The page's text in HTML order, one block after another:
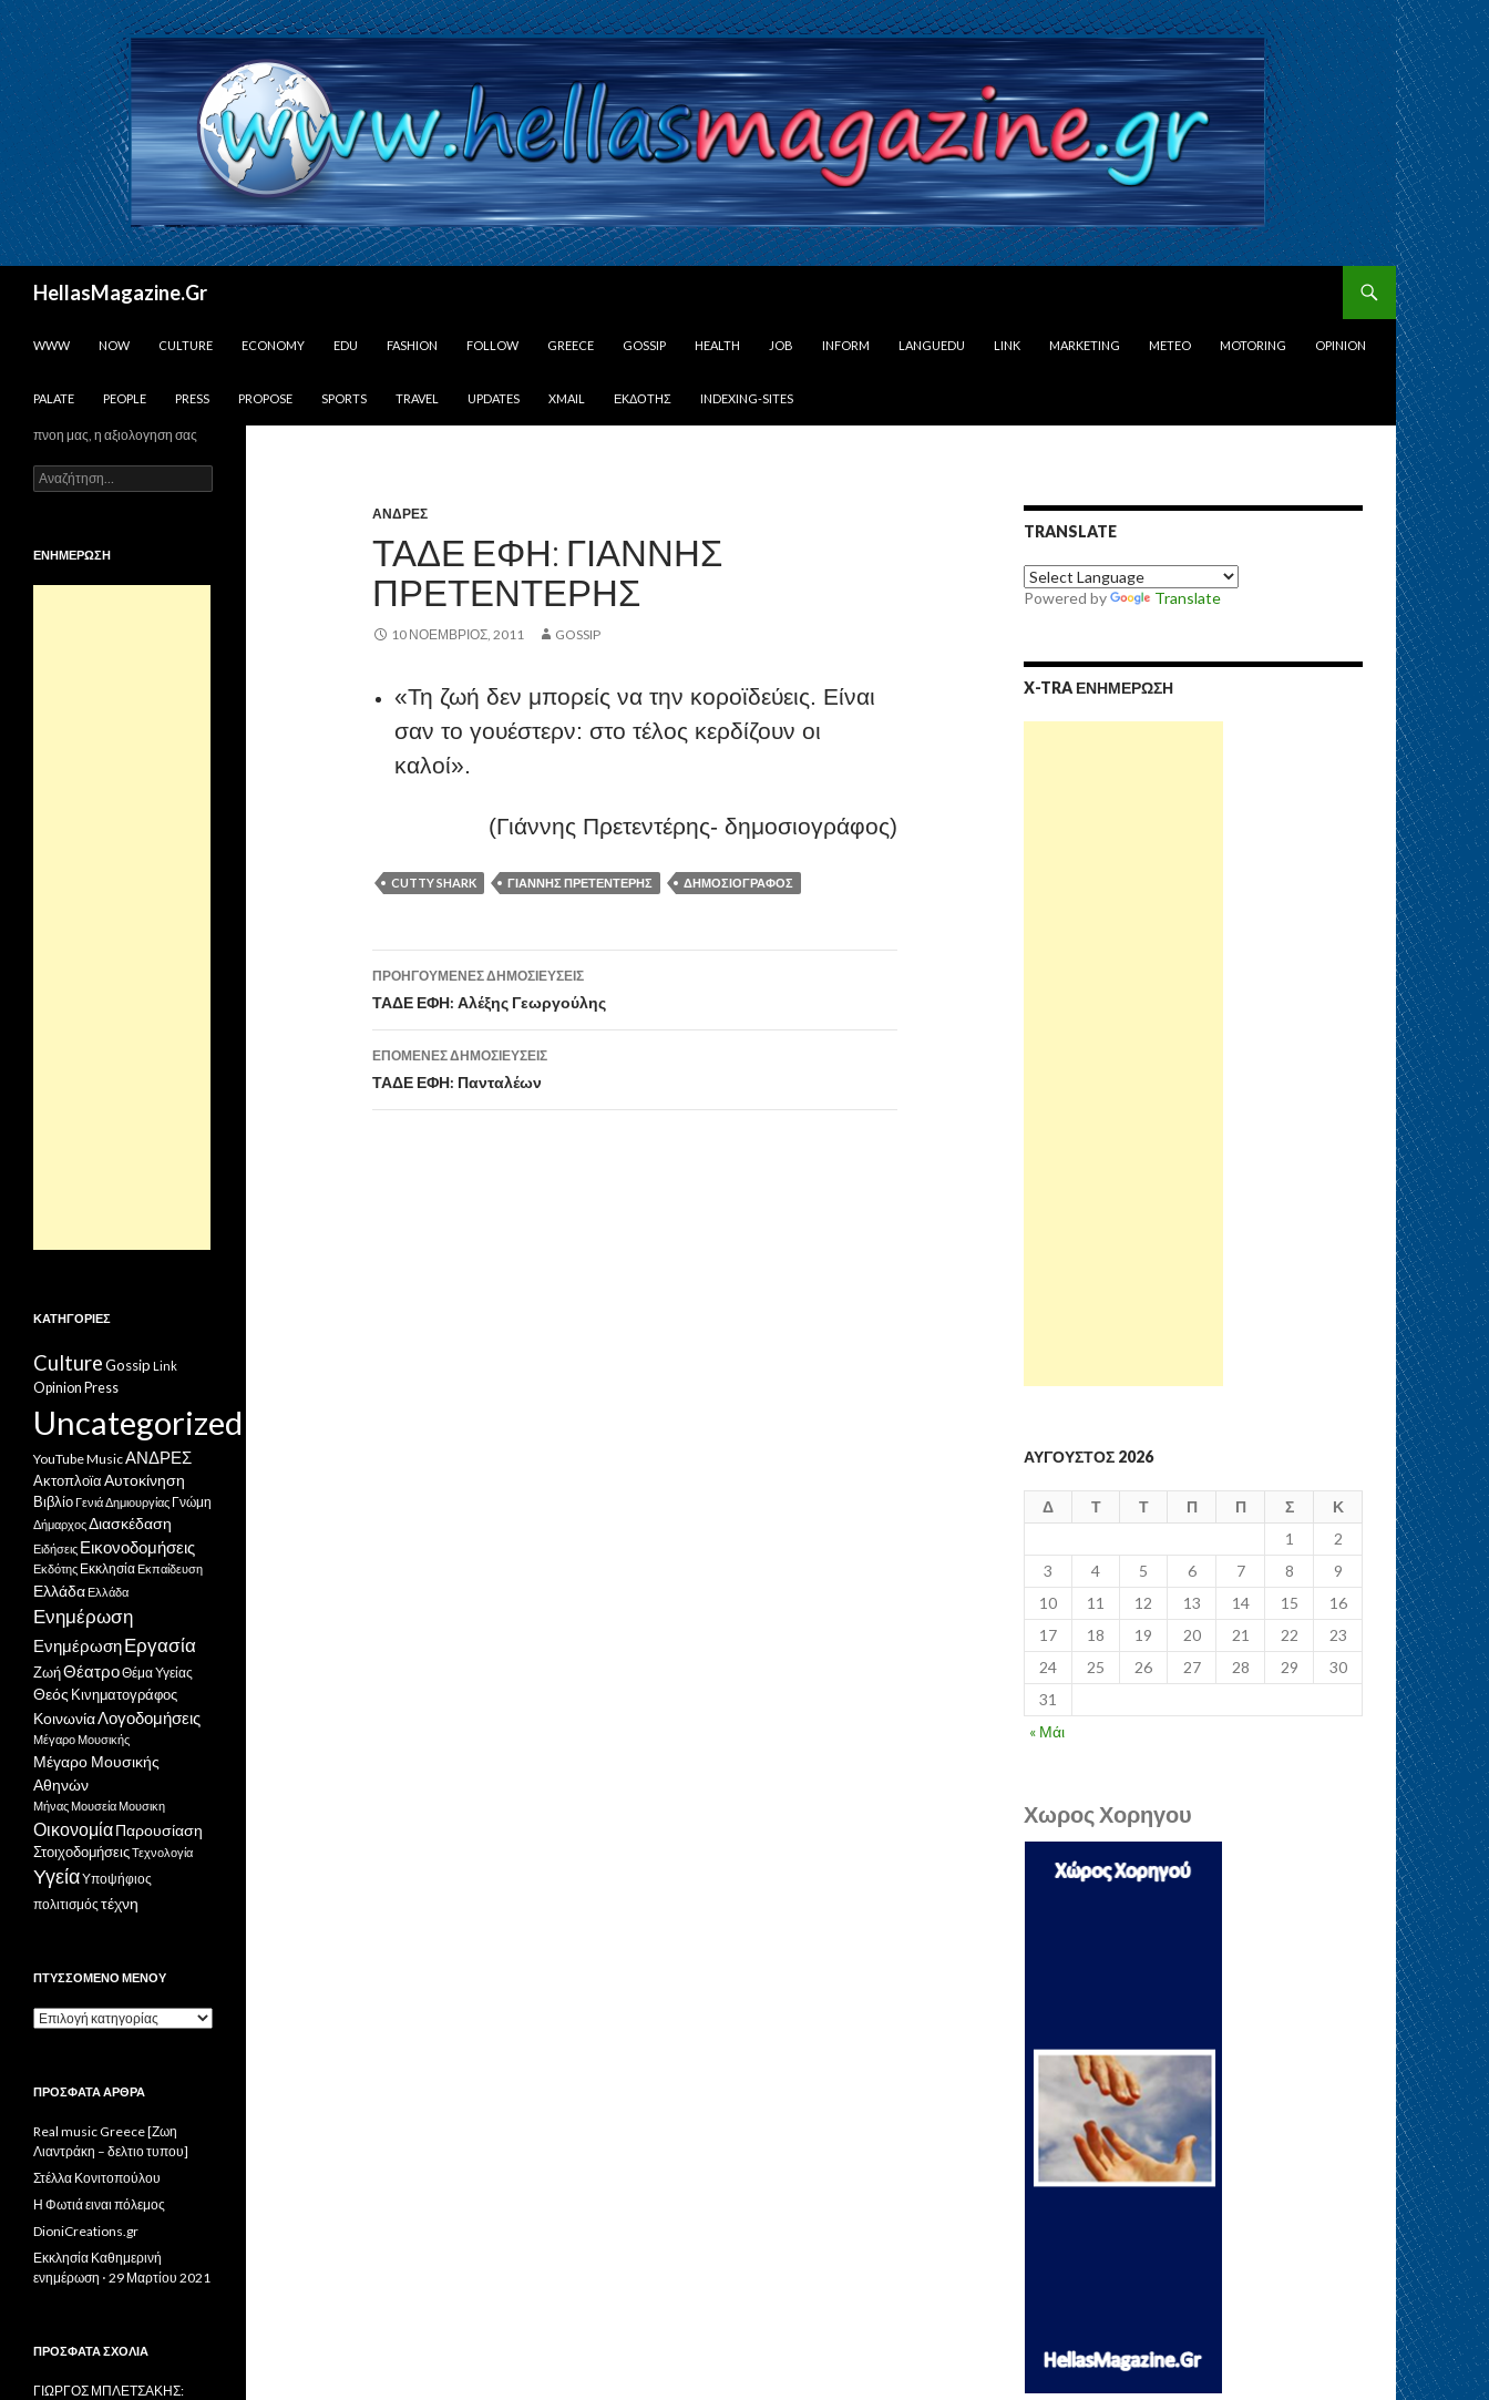
HellasMagazine.Gr
WWW
NOW CULTURE ECONOMY EDU FASHION FOLLOW GREECE GOSSIP HEALTH JOB INFORM LANGUEDU LINK MARKETING METEO MOTORING OPINION
PALATE PEOPLE PRESS PROPOSE SPORTS TRAVEL UPDATES XMAIL ΕΚΔΌΤΗΣ INDEXING-SITES
ΑΝΔΡΕΣ
ΤΑΔΕ ΕΦΗ: ΓΙΆΝΝΗΣ
ΠΡΕΤΕΝΤΈΡΗΣ
10 ΝΟΈΜΒΡΙΟΣ, 2011 GOSSIP
«Τη ζωή δεν μπορείς να την κοροϊδεύεις. Είναι
σαν το γουέστερν: στο τέλος κερδίζουν οι
καλοί».
(Γιάννης Πρετεντέρης- δημοσιογράφος)
CUTTY SHARK ΓΙΆΝΝΗΣ ΠΡΕΤΕΝΤΈΡΗΣ ΔΗΜΟΣΙΟΓΡΆΦΟΣ
Πλοήγηση
άρθρων
ΠΡΟΗΓΟΎΜΕΝΕΣ ΔΗΜΟΣΙΕΎΣΕΙΣ
ΤΑΔΕ ΕΦΗ: Αλέξης Γεωργούλης
ΕΠΌΜΕΝΕΣ ΔΗΜΟΣΙΕΎΣΕΙΣ
ΤΑΔΕ ΕΦΗ: Πανταλέων
TRANSLATE
Powered by Translate
X-TRA ΕΝΗΜΕΡΩΣΗ
ΑΎΓΟΥΣΤΟΣ 2026
Δ Τ Τ Π Π Σ
Κ
1
2
3
4 5 6 7 8
9
10
11 12 13 14 15
16
17
18 19 20 21 22
23
24
25 26 27 28 29
30
31
« Μάι
Χωρος Χορηγου
πνοη μας, η αξιολογηση σας
Αναζήτηση
για:
ΕΝΗΜΕΡΩΣΗ
ΚΑΤΗΓΟΡΊΕΣ
CultureGossip Link
Opinion Press
Uncategorized
YouTube MusicΑΝΔΡΕΣ
ΑκτοπλοϊαΑυτοκίνηση
ΒιβλίοΓενιά Δημιουργίας Γνώμη
ΔήμαρχοςΔιασκέδαση
Ειδήσεις Εικονοδομήσεις
Εκδότης ΕκκλησίαΕκπαίδευση
ΕλλάδαΕλλάδα
Ενημέρωση
ΕνημέρωσηΕργασία
ΖωήΘέατροΘέμα Υγείας
Θεός Κινηματογράφος
ΚοινωνίαΛογοδομήσεις
Μέγαρο Μουσικής
Μέγαρο Μουσικής
Αθηνών
ΜήναςΜουσείαΜουσικη
ΟικονομίαΠαρουσίαση
ΣτοιχοδομήσειςΤεχνολογία
ΥγείαΥποψήφιος
πολιτισμός τέχνη
ΠΤΥΣΣΌΜΕΝΟ ΜΕΝΟΎ
Πτυσσόμενο
ΠΡΌΣΦΑΤΑ ΆΡΘΡΑ
Real music Greece [Ζωη
Λιαντράκη – δελτιο τυπου]
Στέλλα Κονιτοπούλου
Η Φωτιά ειναι πόλεμος
DioniCreations.gr
Εκκλησία Καθημερινή
ενημέρωση ⋅ 29 Μαρτίου 2021
ΠΡΌΣΦΑΤΑ ΣΧΌΛΙΑ
ΓΙΩΡΓΟΣ ΜΠΛΕΤΣΑΚΗΣ: